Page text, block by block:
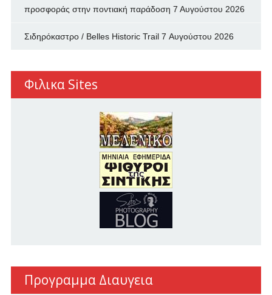
προσφοράς στην ποντιακή παράδοση 7 Αυγούστου 2026
Σιδηρόκαστρο / Belles Historic Trail 7 Αυγούστου 2026
Φιλικα Sites
Προγραμμα Διαυγεια